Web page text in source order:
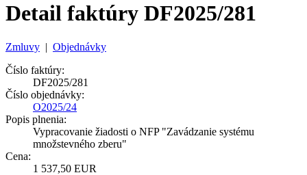
Detail faktúry DF2025/281
Zmluvy | Objednávky
Číslo faktúry:
DF2025/281
Číslo objednávky:
O2025/24
Popis plnenia:
Vypracovanie žiadosti o NFP "Zavádzanie systému
množstevného zberu"
Cena:
1 537,50 EUR